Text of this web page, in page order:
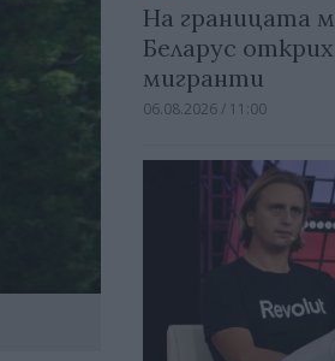
На границата
Беларус
мигранти
06.08.2026 / 11:00